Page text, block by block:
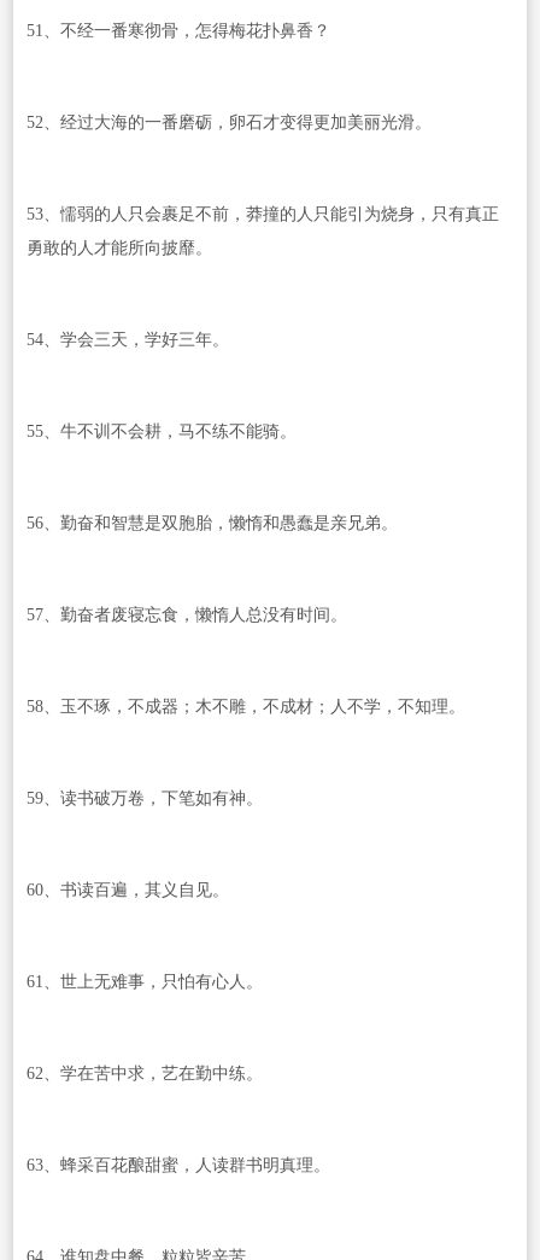
51、不经一番寒彻骨，怎得梅花扑鼻香？
52、经过大海的一番磨砺，卵石才变得更加美丽光滑。
53、懦弱的人只会裹足不前，莽撞的人只能引为烧身，只有真正
勇敢的人才能所向披靡。
54、学会三天，学好三年。
55、牛不训不会耕，马不练不能骑。
56、勤奋和智慧是双胞胎，懒惰和愚蠢是亲兄弟。
57、勤奋者废寝忘食，懒惰人总没有时间。
58、玉不琢，不成器；木不雕，不成材；人不学，不知理。
59、读书破万卷，下笔如有神。
60、书读百遍，其义自见。
61、世上无难事，只怕有心人。
62、学在苦中求，艺在勤中练。
63、蜂采百花酿甜蜜，人读群书明真理。